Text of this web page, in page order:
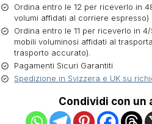
Ordina entro le 12 per riceverlo in
volumi affidati al corriere espresso)
Ordina entro le 11 per riceverlo in
mobili voluminosi affidati al
trasporto accurato).
Pagamenti Sicuri Garantiti
Spedizione in Svizzera e UK su
Condividi con un